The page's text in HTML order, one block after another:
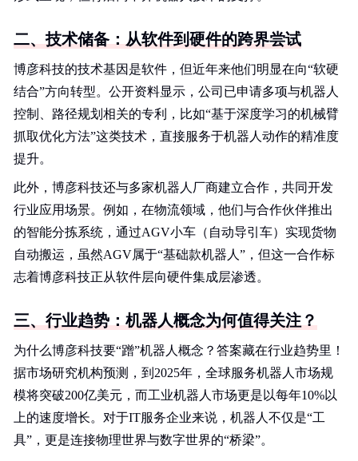
二、技术储备：从软件到硬件的跨界尝试
博彦科技的技术基因是软件，但近年来他们明显在向“软硬
结合”方向转型。公开资料显示，公司已申请多项与机器人
控制、路径规划相关的专利，比如“基于深度学习的机械臂
抓取优化方法”这类技术，直接服务于机器人动作的精准度
提升。
此外，博彦科技还与多家机器人厂商建立合作，共同开发
行业应用场景。例如，在物流领域，他们与合作伙伴推出
的智能分拣系统，通过AGV小车（自动导引车）实现货物
自动搬运，虽然AGV属于“基础款机器人”，但这一合作标
志着博彦科技正从软件层向硬件集成层渗透。
三、行业趋势：机器人概念为何值得关注？
为什么博彦科技要“蹭”机器人概念？答案藏在行业趋势里！
据市场研究机构预测，到2025年，全球服务机器人市场规
模将突破200亿美元，而工业机器人市场更是以每年10%以
上的速度增长。对于IT服务企业来说，机器人不仅是“工
具”，更是连接物理世界与数字世界的“桥梁”。